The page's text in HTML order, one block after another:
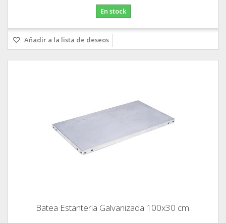
En stock
Añadir a la lista de deseos
Batea Estanteria Galvanizada 100x30 cm.